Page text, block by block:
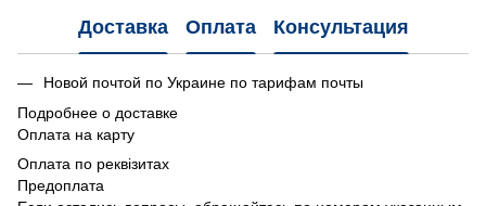
Доставка Оплата Консультация
Новой почтой по Украине по тарифам почты
Подробнее о доставке
Оплата на карту
Оплата по реквізитах
Предоплата